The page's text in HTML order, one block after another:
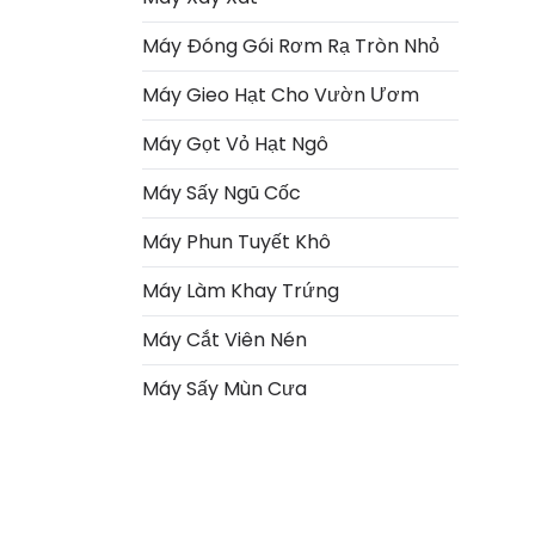
Máy Đóng Gói Rơm Rạ Tròn Nhỏ
Máy Gieo Hạt Cho Vườn Ươm
Máy Gọt Vỏ Hạt Ngô
Máy Sấy Ngũ Cốc
Máy Phun Tuyết Khô
Máy Làm Khay Trứng
Máy Cắt Viên Nén
Máy Sấy Mùn Cưa
Greek
Italian